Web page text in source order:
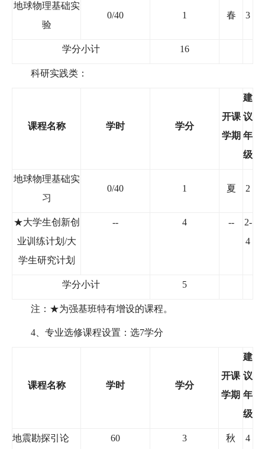
地球物理基础实
验
0/40 1 春 3
学分小计 16
科研实践类：
课程名称 学时 学分
开课
学期
建
议
年
级
地球物理基础实
习
0/40 1 夏 2
★大学生创新创
业训练计划 /大
学生研究计划
-- 4 --
2-
4
学分小计 5
注：★为强基班特有增设的课程。
4 、专业选修课程设置：选7学分
课程名称 学时 学分
开课
学期
建
议
年
级
地震勘探引论 60 3 秋 4